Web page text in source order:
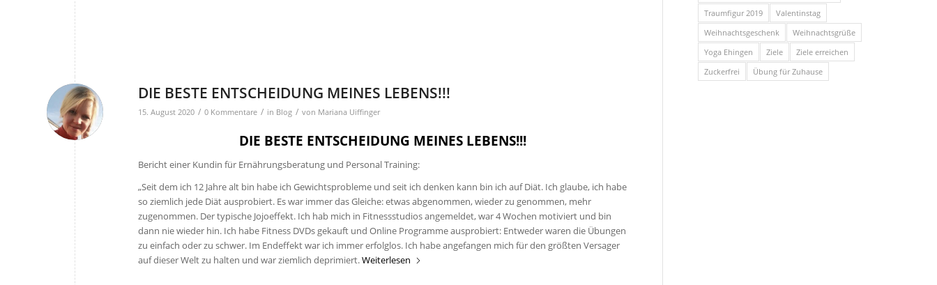
DIE BESTE ENTSCHEIDUNG MEINES LEBENS!!!
15. August 2020 / 0 Kommentare / in Blog / von Mariana Uiffinger
DIE BESTE ENTSCHEIDUNG MEINES LEBENS!!!
Bericht einer Kundin für Ernährungsberatung und Personal Training:
„Seit dem ich 12 Jahre alt bin habe ich Gewichtsprobleme und seit ich denken kann bin ich auf Diät. Ich glaube, ich habe
so ziemlich jede Diät ausprobiert. Es war immer das Gleiche: etwas abgenommen, wieder zu genommen, mehr
zugenommen. Der typische Jojoeffekt. Ich hab mich in Fitnessstudios angemeldet, war 4 Wochen motiviert und bin
dann nie wieder hin. Ich habe Fitness DVDs gekauft und Online Programme ausprobiert: Entweder waren die Übungen
zu einfach oder zu schwer. Im Endeffekt war ich immer erfolglos. Ich habe angefangen mich für den größten Versager
auf dieser Welt zu halten und war ziemlich deprimiert.Weiterlesen
Traumfigur 2019
Valentinstag
Weihnachtsgeschenk
Weihnachtsgrüße
Yoga Ehingen
Ziele
Ziele erreichen
Zuckerfrei
Übung für Zuhause